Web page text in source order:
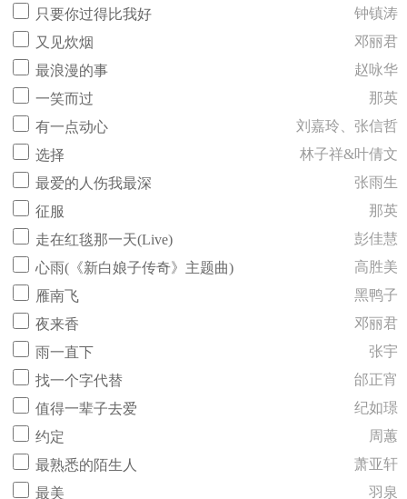
只要你过得比我好
钟镇涛
又见炊烟
邓丽君
最浪漫的事
赵咏华
一笑而过
那英
有一点动心
刘嘉玲、张信哲
选择
林子祥&叶倩文
最爱的人伤我最深
张雨生
征服
那英
走在红毯那一天(Live)
彭佳慧
心雨(《新白娘子传奇》主题曲)
高胜美
雁南飞
黑鸭子
夜来香
邓丽君
雨一直下
张宇
找一个字代替
邰正宵
值得一辈子去爱
纪如璟
约定
周蕙
最熟悉的陌生人
萧亚轩
最美
羽泉